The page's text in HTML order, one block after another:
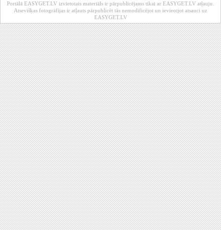
Portālā EASYGET.LV izvietotais materiāls ir pārpublicējams tikai ar EASYGET.LV atļauju.
Atsevišķas fotogrāfijas ir atļauts pārpublicēt tās nemodificējot un ievieotjot atsauci uz
EASYGET.LV